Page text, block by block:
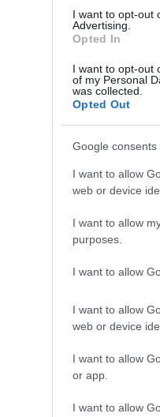
I want to opt-out
Advertising.
Opted In
I want to opt-out
of my Personal
was collected.
Opted Out
Google consents
I want to allow
web or device
I want to allow
purposes.
I want to allow
I want to allow
web or device
I want to allow
or app.
I want to allow